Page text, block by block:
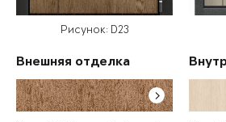
Рисунок: D23
Внешняя отделка